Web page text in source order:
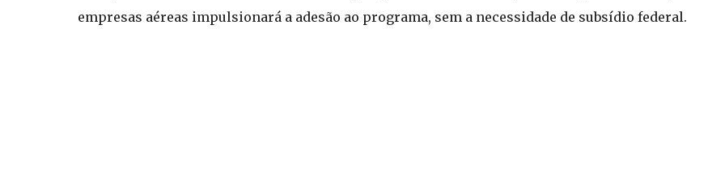
empresas aéreas impulsionará a adesão ao programa, sem a necessidade de subsídio federal.